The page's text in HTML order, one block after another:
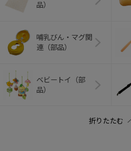
品）
哺乳びん・マグ関
連（部品）
ベビートイ（部
品）